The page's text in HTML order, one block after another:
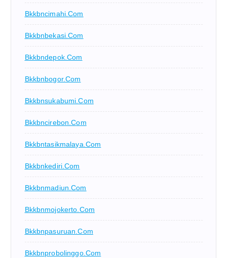
Bkkbncimahi.com
Bkkbnbekasi.com
Bkkbndepok.com
Bkkbnbogor.com
Bkkbnsukabumi.com
Bkkbncirebon.com
Bkkbntasikmalaya.com
Bkkbnkediri.com
Bkkbnmadiun.com
Bkkbnmojokerto.com
Bkkbnpasuruan.com
Bkkbnprobolinggo.com